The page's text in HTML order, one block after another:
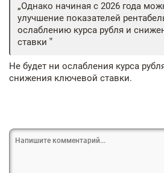
Однако начиная с 2026 года
улучшение показателей
ослаблению курса рубля и
ставки
Не будет ни ослабления курса
снижения ключевой ставки.